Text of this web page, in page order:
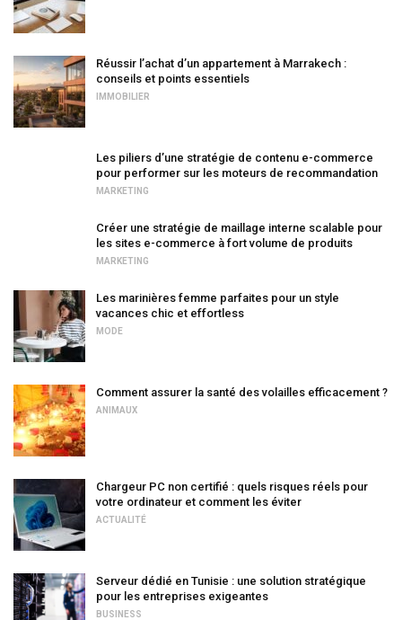
Réussir l’achat d’un appartement à Marrakech :
conseils et points essentiels
IMMOBILIER
Les piliers d’une stratégie de contenu e-commerce
pour performer sur les moteurs de recommandation
MARKETING
Créer une stratégie de maillage interne scalable pour
les sites e-commerce à fort volume de produits
MARKETING
Les marinières femme parfaites pour un style
vacances chic et effortless
MODE
Comment assurer la santé des volailles efficacement ?
ANIMAUX
Chargeur PC non certifié : quels risques réels pour
votre ordinateur et comment les éviter
ACTUALITÉ
Serveur dédié en Tunisie : une solution stratégique
pour les entreprises exigeantes
BUSINESS